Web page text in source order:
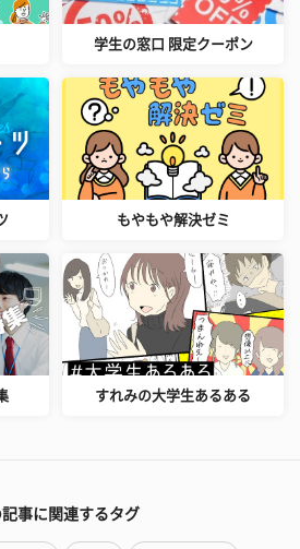
学生の窓口 限定クーポン
もやもや解決ゼミ
すれみの大学生あるある
記事に関連するタグ